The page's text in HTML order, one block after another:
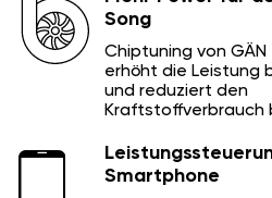
Song
Chiptuning von GÄN
erhöht die Leistung
und reduziert den
Kraftstoffverbrauch
Smartphone